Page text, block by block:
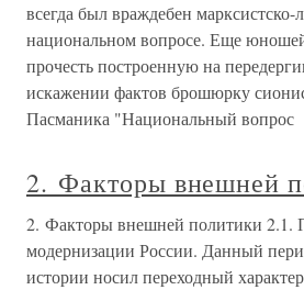
всегда был враждебен
национальном вопросе. Еще
прочесть построенную на
искажении фактов брошюрку
Пасманика "Национальный вопрос
2. Факторы внешней
2. Факторы внешней политики 2.1.
модернизации России. Данный
истории носил переходный